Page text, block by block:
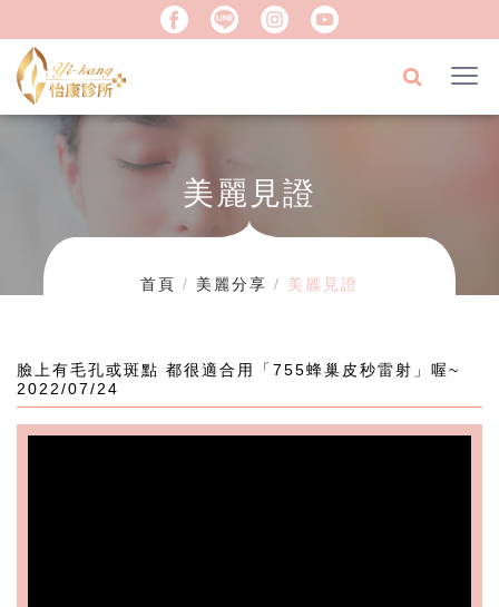
美麗見證
首頁 美麗分享 美麗見證
臉上有毛孔或斑點 都很適合用「755蜂巢皮秒雷射」喔~
2022/07/24